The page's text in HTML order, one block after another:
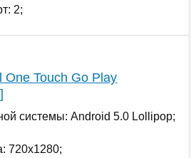
2;
Touch Go Play
системы: Android 5.0 Lollipop;
720x1280;